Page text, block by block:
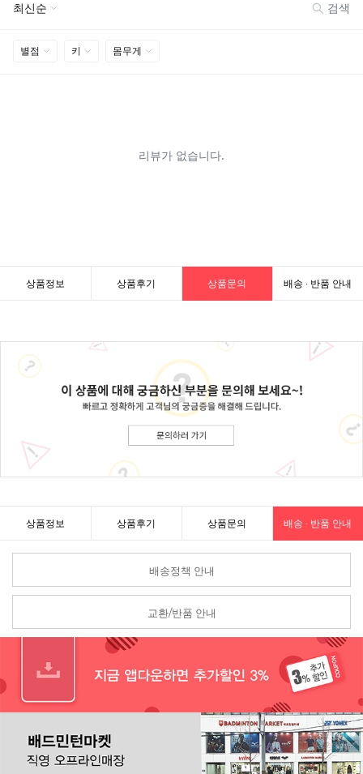
상품정보 상품후기 상품문의 배송 · 반품 안내
상품정보 상품후기 상품문의 배송 · 반품 안내
배송정책 안내
교환/반품 안내